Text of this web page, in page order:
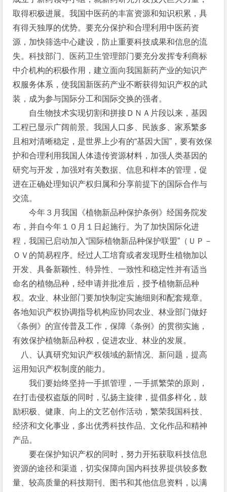
取得积极进展。我国中医药的丰富资源和知识积累，具
有得天独厚的优势。要充分保护和合理利用中医药资
源，加快筛选中心建设，防止重要科技成果和信息的流
失。科技部门、医药卫生管理部门要充分发挥专利商标
中介机构的积极作用，建立面向我国新药产业的知识产
权服务体系，使我国新医药产业不断获得知识产权的武
装，成为参与国际分工和国际交换的强者。
自生物技术实现切割和拼接ＤＮＡ片段以来，基因
工程已显示广阔前景。我国人口多、民族多、家系繁多
且相对清晰稳定，是世界上少有的“基因大国”，要有效保
护和合理利用我国人体遗传资源材料，加强人类基因的
研究与开发，加强对有关数据、信息和样本的管理，促
进在正确处理知识产权归属和分享前提下的国际合作与
交流。
今年３月我国《植物新品种保护条例》经国务院发
布，并自今年１０月１日起施行。为了加快国际化进
程，我国已启动加入“国际植物新品种保护联盟”（ＵＰ－
ＯＶ的简易程序。经过人工培育或者发现野生植物加以
开发、具备新颖性、特异性、一致性和稳定性并有适当
命名的植物品种，经申请并批准后，授予植物新品种
权。农业、林业部门要加快制定实施细则和配套规章。
各地知识产权协调指导机构应协同农业、林业部门做好
《条例》的宣传普及工作，保障《条例》的贯彻实施，
有效保护植物新品种权，促进农业、林业的发展。
八、认真研究知识产权领域的新情况、新问题，提高
运用知识产权制度的能力。
我们要始终坚持一手抓管理，一手抓繁荣的原则，
在打击侵权盗版的同时，弘扬主旋律，提倡多样化，鼓
励积极、健康、向上的文艺创作活动，繁荣我国科技、
经济和文化事业，多出优秀科技作品、文化作品和精神
产品。
要在保护知识产权的同时，努力开拓获取科技信息
资源的途径和渠道，切实保障向国内科技界提供较多数
量、较高质量的科技期刊、图书和其他信息资料，以满